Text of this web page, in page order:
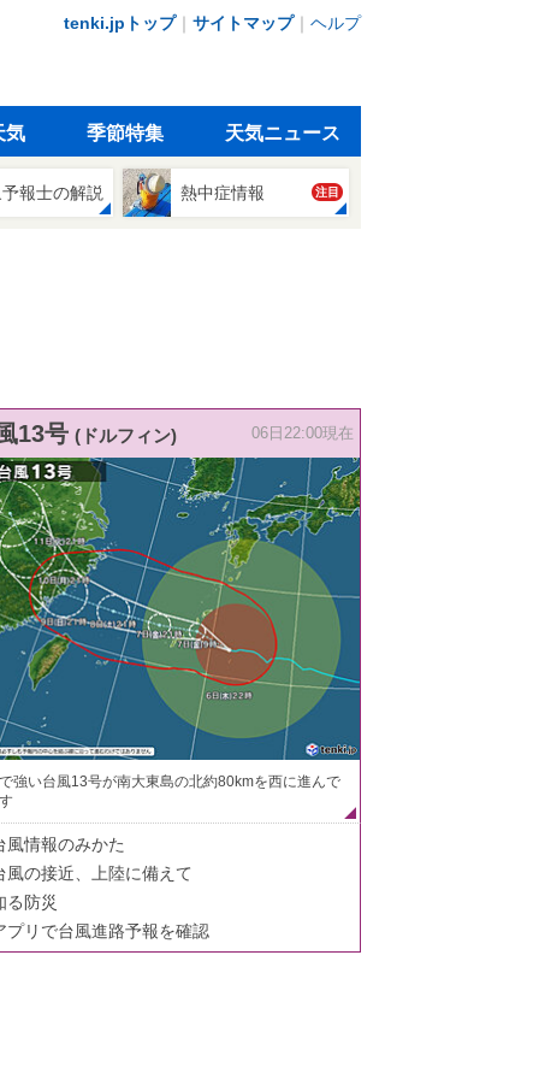
tenki.jpトップ｜ サイトマップ｜ ヘルプ
気 季節特集 天気ニュース
報士の解説 熱中症情報 注目
13号 (ドルフィン) 06日22:00現在
強い台風13号が南大東島の北約80kmを西に進んで
風情報のみかた
風の接近、上陸に備えて
る防災
プリで台風進路予報を確認